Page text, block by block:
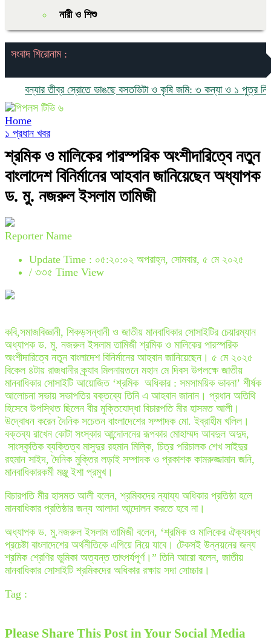
নারী ও শিশু
সংবাদ শিরোনাম :
বন্যার তীব্র স্রোতে ভাঙছে বসতভিটা ও কৃষি জমি: ৩ কন্যা ও ১ পুত্র নিয়ে
Home
১ প্রধান খবর
শ্রমিক ও মালিকের পারস্পরিক অংশীদারিত্বে নতুন
বাংলাদেশ বিনির্মানের আহবান জানিয়েছেন অধ্যাপক
ড. মু. নজরুল ইসলাম তামিজী
Reporter Name
Update Time : ০৫:২০:০২ অপরাহ্ন, সোমবার, ৫ মে ২০২৫
/ ৩৩৫ Time View
কবি,সমাজবিজ্ঞানী, শিকড়সন্ধানী ও জাতীয় মানবাধিকার সোসাইটির চেয়ারম্যান
অধ্যাপক ড. মু. নজরুল ইসলাম তামিজী শ্রমিক ও মালিকের পারস্পরিক
অংশীদারিত্বে নতুন বাংলাদেশ বিনির্মানের আহবান জানিয়েছেন। ৫ মে ২০২৫
বিকেল ৪টায় রাজধানীর ক্র্যাব মিলনায়তনে মহান মে দিবস উপলক্ষে জাতীয়
মানবাধিকার সোসাইটি আয়োজিত ‘শ্রমিক অধিকার : সমসাময়িক ভাবনা’ শীর্ষক
আলোচনা সভায় সভাপতির বক্তব্যে তিনি এ আহবান জানান। প্রধান অতিথি
হিসেবে উপস্থিত ছিলেন বীর মুক্তিযোদ্ধা বিচারপতি মীর হাসমত আলী।
উদ্বোধন করেন দৈনিক সচেতন বাংলাদেশের সম্পাদক মো. ইব্রাহীম খলিল।
বক্তব্য রাখেন কোটা সংস্কার আন্দোলনের রূপকার মোহাম্মদ আবদুল অদুদ,
সাংস্কৃতিক ব্যক্তিত্ব মাসুদুর রহমান মিল্কি, চিত্র পরিচালক শেখ সাইদুর
রহমান সাইদ, দৈনিক মুক্তির লড়াই সম্পাদক ও প্রকাশক কামরুজ্জামান জনি,
মানবাধিকারকর্মী মঞ্জু ইশা প্রমুখ।
বিচারপতি মীর হাসমত আলী বলেন, শ্রমিকদের ন্যায্য অধিকার প্রতিষ্ঠা হলে
মানবাধিকার প্রতিষ্ঠার জন্য আলাদা আন্দোলন করতে হবে না।
অধ্যাপক ড. মু.নজরুল ইসলাম তামিজী বলেন, ‘শ্রমিক ও মালিকের ঐক্যবদ্ধ
প্রচেষ্টা বাংলাদেশের অর্থনীতিকে এগিয়ে নিয়ে যাবে। টেকসই উন্নয়নের জন্য
শ্রমিক শ্রেণির ভুমিকা অত্যন্ত তাৎপর্যপূর্ণ।” তিনি আরো বলেন, জাতীয়
মানবাধিকার সোসাইটি শ্রমিকদের অধিকার রক্ষায় সদা সোচ্চার।
Tag :
Please Share This Post in Your Social Media